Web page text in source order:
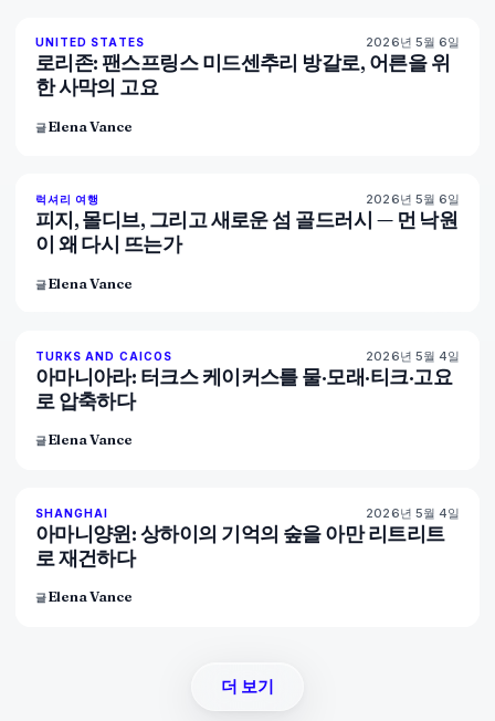
92% 68
UNITED STATES 2026년 5월 6일
로리존: 팬스프링스 미드센추리 방갈로, 어른을 위
한 사막의 고요
글Elena Vance
84% 76
럭셔리 여행 2026년 5월 6일
피지, 몰디브, 그리고 새로운 섬 골드러시 — 먼 낙원
이 왜 다시 뜨는가
글Elena Vance
96% 60
TURKS AND CAICOS 2026년 5월 4일
아마니아라: 터크스 케이커스를 물·모래·티크·고요
로 압축하다
글Elena Vance
96% 78
SHANGHAI 2026년 5월 4일
아마니양윈: 상하이의 기억의 숲을 아만 리트리트
로 재건하다
글Elena Vance
더 보기